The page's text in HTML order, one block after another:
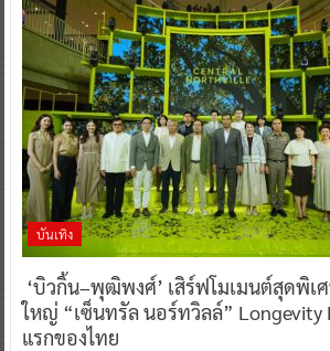
บันเทิง
‘บิวกิ้น–พุฒิพงศ์’ เสิร์ฟโมเมนต์สุดพิเ
ใหญ่ “เซ็นทรัล นอร์ทวิลล์” Longevity
แรกของไทย